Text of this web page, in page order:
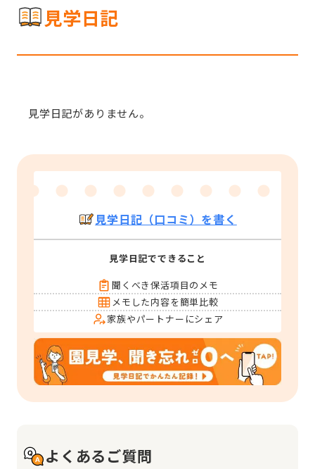
見学日記
見学日記がありません。
見学日記（口コミ）を書く
見学日記でできること
聞くべき保活項目のメモ
メモした内容を簡単比較
家族やパートナーにシェア
よくあるご質問